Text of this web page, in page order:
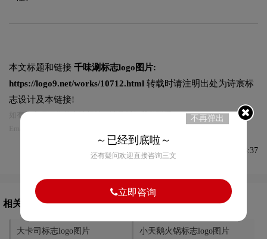
本文标题和链接 千味涮标志logo图片:
https://logo9.net/works/10712.html 转载时请注明出处为诗宸标
志设计及本链接!
如有内容侵犯您的合法权益，请及时与我们联系
发布于2023-03-30 08:28:37
相关文章推荐
大卡司标志logo图片 小天鹅火锅标志logo图片
不再弹出
～已经到底啦～
还有疑问欢迎直接咨询三文
立即咨询